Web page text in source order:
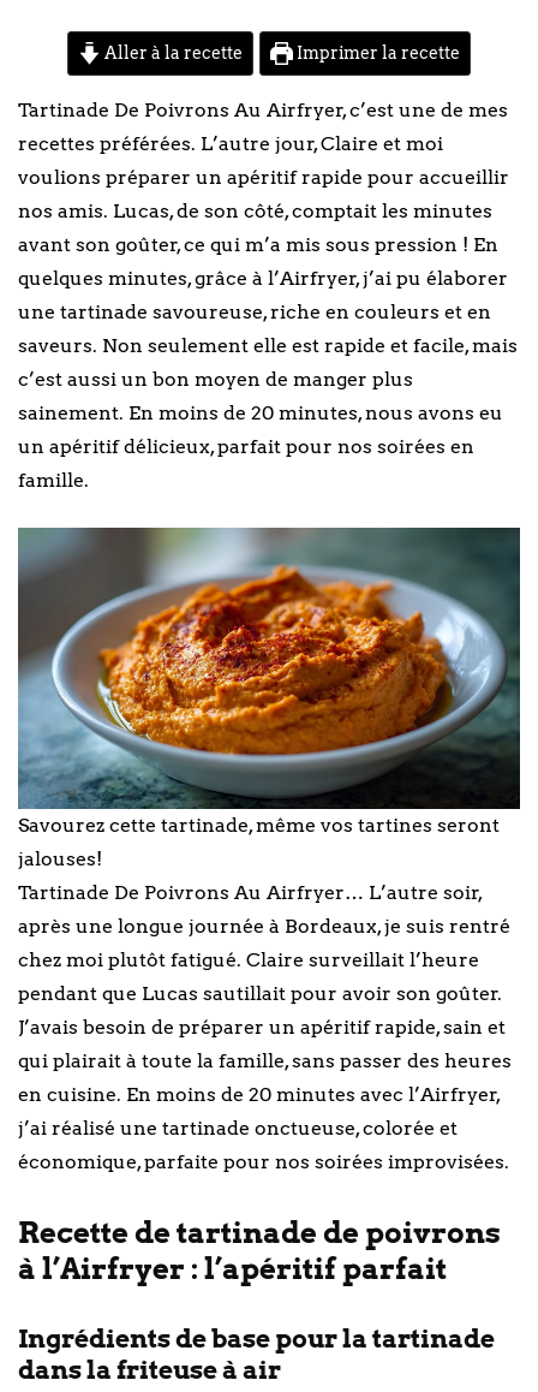
Aller à la recette Imprimer la recette
Tartinade De Poivrons Au Airfryer, c’est une de mes
recettes préférées. L’autre jour, Claire et moi
voulions préparer un apéritif rapide pour accueillir
nos amis. Lucas, de son côté, comptait les minutes
avant son goûter, ce qui m’a mis sous pression ! En
quelques minutes, grâce à l’Airfryer, j’ai pu élaborer
une tartinade savoureuse, riche en couleurs et en
saveurs. Non seulement elle est rapide et facile, mais
c’est aussi un bon moyen de manger plus
sainement. En moins de 20 minutes, nous avons eu
un apéritif délicieux, parfait pour nos soirées en
famille.
Savourez cette tartinade, même vos tartines seront
jalouses!
Tartinade De Poivrons Au Airfryer… L’autre soir,
après une longue journée à Bordeaux, je suis rentré
chez moi plutôt fatigué. Claire surveillait l’heure
pendant que Lucas sautillait pour avoir son goûter.
J’avais besoin de préparer un apéritif rapide, sain et
qui plairait à toute la famille, sans passer des heures
en cuisine. En moins de 20 minutes avec l’Airfryer,
j’ai réalisé une tartinade onctueuse, colorée et
économique, parfaite pour nos soirées improvisées.
Recette de tartinade de poivrons
à l’Airfryer : l’apéritif parfait
Ingrédients de base pour la tartinade
dans la friteuse à air